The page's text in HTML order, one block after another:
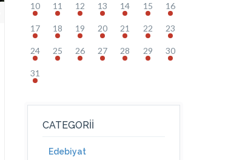
10 11 12 13 14 15 16
17 18 19 20 21 22 23
24 25 26 27 28 29 30
31
CATEGORII
Edebiyat